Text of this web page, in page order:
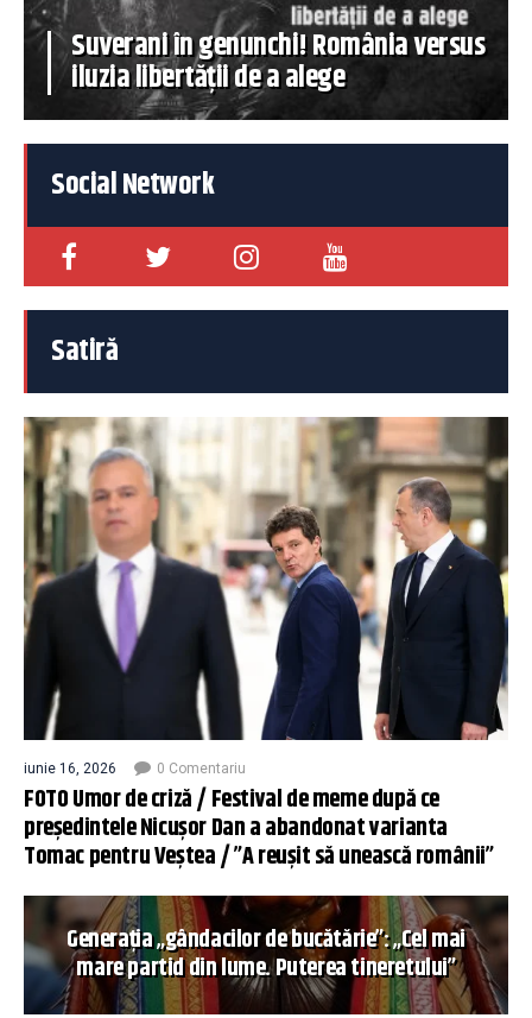
Suverani în genunchi! România versus
iluzia libertății de a alege
Social Network
Satiră
iunie 16, 2026 0 Comentariu
FOTO Umor de criză / Festival de meme după ce
președintele Nicușor Dan a abandonat varianta
Tomac pentru Veștea / ”A reușit să unească românii”
Generația „gândacilor de bucătărie”: „Cel mai
mare partid din lume. Puterea tineretului”